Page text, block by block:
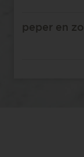
peper en